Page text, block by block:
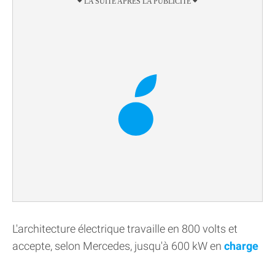
L'architecture électrique travaille en 800 volts et
accepte, selon Mercedes, jusqu'à 600 kW en charge